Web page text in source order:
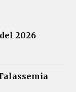
2026